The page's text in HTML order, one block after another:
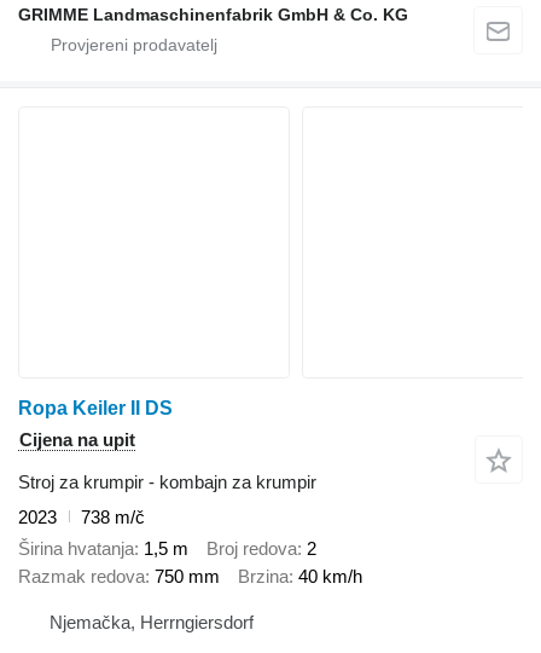
GRIMME Landmaschinenfabrik GmbH & Co. KG
Ropa Keiler II DS
Cijena na upit
Stroj za krumpir - kombajn za krumpir
2023
738 m/č
Širina hvatanja 1,5 m Broj redova 2
Razmak redova 750 mm Brzina 40 km/h
Njemačka, Herrngiersdorf